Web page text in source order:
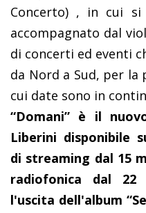
Concerto) , in cui
accompagnato dal
di concerti ed eventi
da Nord a Sud, per la
cui date sono in
“Domani” è il
Liberini disponibile
di streaming dal 15
radiofonica dal
l'uscita dell'album